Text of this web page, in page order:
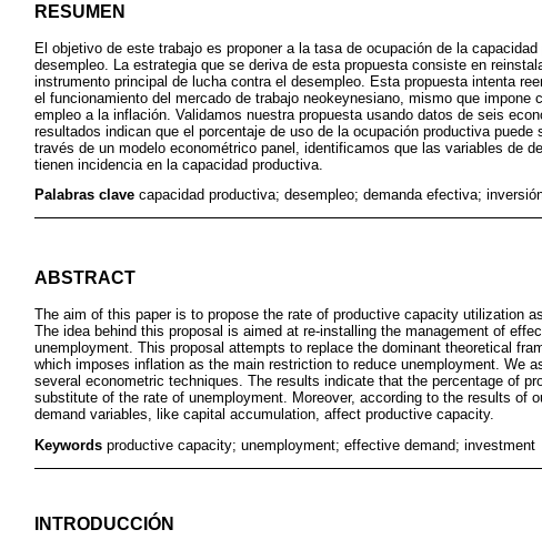
RESUMEN
El objetivo de este trabajo es proponer a la tasa de ocupación de la
desempleo. La estrategia que se deriva de esta propuesta consiste en
instrumento principal de lucha contra el desempleo. Esta propuesta intenta
el funcionamiento del mercado de trabajo neokeynesiano, mismo que impone
empleo a la inflación. Validamos nuestra propuesta usando datos de seis
resultados indican que el porcentaje de uso de la ocupación productiva
través de un modelo econométrico panel, identificamos que las variables de
tienen incidencia en la capacidad productiva.
Palabras clave capacidad productiva; desempleo; demanda efectiva;
ABSTRACT
The aim of this paper is to propose the rate of productive capacity utilization
The idea behind this proposal is aimed at re-installing the management of
unemployment. This proposal attempts to replace the dominant theoretical
which imposes inflation as the main restriction to reduce unemployment. We
several econometric techniques. The results indicate that the percentage of
substitute of the rate of unemployment. Moreover, according to the results of
demand variables, like capital accumulation, affect productive capacity.
Keywords productive capacity; unemployment; effective demand; investment
INTRODUCCIÓN